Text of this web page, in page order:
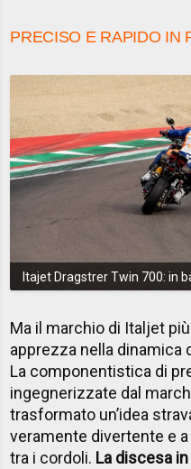
PRECISO E RAPIDO IN
Itajet Dragstrer Twin 700: in
Ma il marchio di Italjet
apprezza nella dinamica
La componentistica di
ingegnerizzate dal
trasformato un’idea
veramente divertente e
tra i cordoli. La discesa